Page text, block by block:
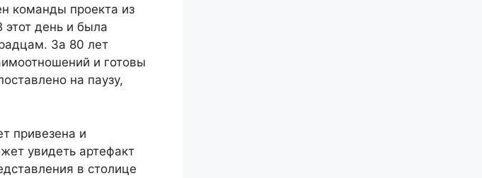
команды проекта из
день и была
За 80 лет
и готовы
на паузу,
привезена и
увидеть артефакт
в столице